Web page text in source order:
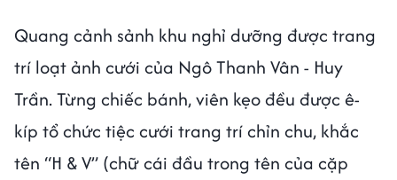
Quang cảnh sảnh khu nghỉ dưỡng được trang
trí loạt ảnh cưới của Ngô Thanh Vân - Huy
Trần. Từng chiếc bánh, viên kẹo đều được ê-
kíp tổ chức tiệc cưới trang trí chỉn chu, khắc
tên “H & V” (chữ cái đầu trong tên của cặp